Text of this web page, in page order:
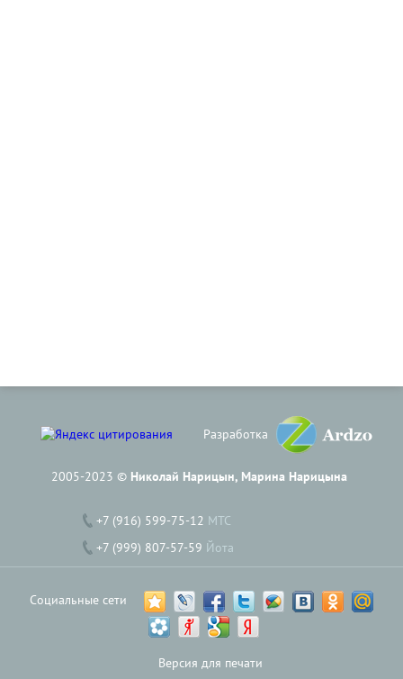
Разработка
2005-2023 © Николай Нарицын, Марина Нарицына
+7 (916) 599-75-12 МТС
+7 (999) 807-57-59 Йота
Социальные сети
Версия для печати